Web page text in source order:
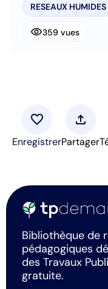
RESEAUX HUMIDES
visibility359 vues
favorite
Enregistrer
upload
Partager
Bibliothèque de
pédagogiques
des Travaux
gratuite.